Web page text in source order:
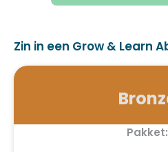
Zin in een Grow & Learn
Pakket: